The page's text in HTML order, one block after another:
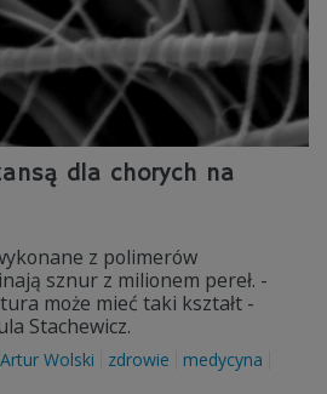
dla chorych na
z polimerów
sznur z milionem pereł. -
może mieć taki kształt -
Stachewicz.
Artur Wolski zdrowie
medycyna